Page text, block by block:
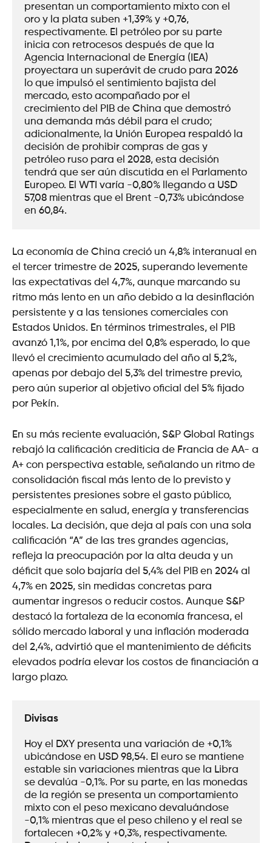
presentan un comportamiento mixto con el
oro y la plata suben +1,39% y +0,76,
respectivamente. El petróleo por su parte
inicia con retrocesos después de que la
Agencia Internacional de Energía (IEA)
proyectara un superávit de crudo para 2026
lo que impulsó el sentimiento bajista del
mercado, esto acompañado por el
crecimiento del PIB de China que demostró
una demanda más débil para el crudo;
adicionalmente, la Unión Europea respaldó la
decisión de prohibir compras de gas y
petróleo ruso para el 2028, esta decisión
tendrá que ser aún discutida en el Parlamento
Europeo. El WTI varía -0,80% llegando a USD
57,08 mientras que el Brent -0,73% ubicándose
en 60,84.
La economía de China creció un 4,8% interanual en
el tercer trimestre de 2025, superando levemente
las expectativas del 4,7%, aunque marcando su
ritmo más lento en un año debido a la desinflación
persistente y a las tensiones comerciales con
Estados Unidos. En términos trimestrales, el PIB
avanzó 1,1%, por encima del 0,8% esperado, lo que
llevó el crecimiento acumulado del año al 5,2%,
apenas por debajo del 5,3% del trimestre previo,
pero aún superior al objetivo oficial del 5% fijado
por Pekín.
En su más reciente evaluación, S&P Global Ratings
rebajó la calificación crediticia de Francia de AA- a
A+ con perspectiva estable, señalando un ritmo de
consolidación fiscal más lento de lo previsto y
persistentes presiones sobre el gasto público,
especialmente en salud, energía y transferencias
locales. La decisión, que deja al país con una sola
calificación “A” de las tres grandes agencias,
refleja la preocupación por la alta deuda y un
déficit que solo bajaría del 5,4% del PIB en 2024 al
4,7% en 2025, sin medidas concretas para
aumentar ingresos o reducir costos. Aunque S&P
destacó la fortaleza de la economía francesa, el
sólido mercado laboral y una inflación moderada
del 2,4%, advirtió que el mantenimiento de déficits
elevados podría elevar los costos de financiación a
largo plazo.
Divisas
Hoy el DXY presenta una variación de +0,1%
ubicándose en USD 98,54. El euro se mantiene
estable sin variaciones mientras que la Libra
se devalúa -0,1%. Por su parte, en las monedas
de la región se presenta un comportamiento
mixto con el peso mexicano devaluándose
-0,1% mientras que el peso chileno y el real se
fortalecen +0,2% y +0,3%, respectivamente.